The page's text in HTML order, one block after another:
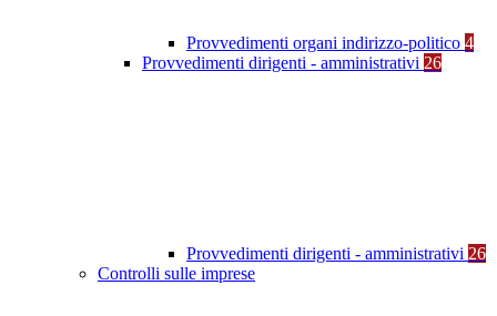
Provvedimenti organi indirizzo-politico 4
Provvedimenti dirigenti - amministrativi 26
Provvedimenti dirigenti - amministrativi 26
Controlli sulle imprese